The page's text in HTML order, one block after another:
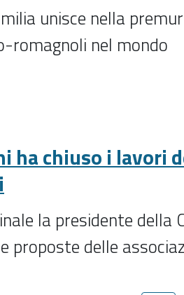
unisce nella
romagnoli nel mondo
ha chiuso i lavori
la presidente della
proposte delle